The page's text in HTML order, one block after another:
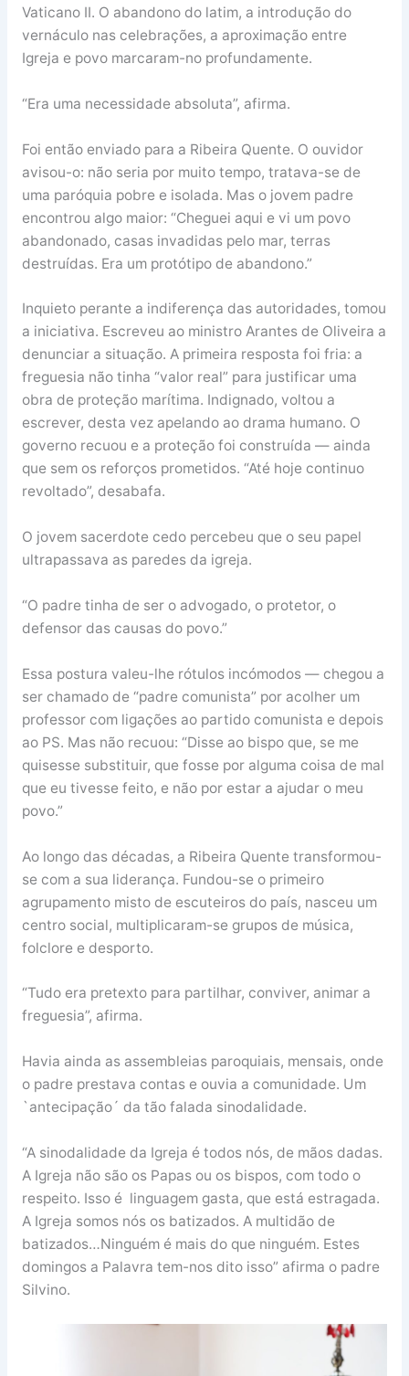
Vaticano II. O abandono do latim, a introdução do
vernáculo nas celebrações, a aproximação entre
Igreja e povo marcaram-no profundamente.
“Era uma necessidade absoluta”, afirma.
Foi então enviado para a Ribeira Quente. O ouvidor
avisou-o: não seria por muito tempo, tratava-se de
uma paróquia pobre e isolada. Mas o jovem padre
encontrou algo maior: “Cheguei aqui e vi um povo
abandonado, casas invadidas pelo mar, terras
destruídas. Era um protótipo de abandono.”
Inquieto perante a indiferença das autoridades, tomou
a iniciativa. Escreveu ao ministro Arantes de Oliveira a
denunciar a situação. A primeira resposta foi fria: a
freguesia não tinha “valor real” para justificar uma
obra de proteção marítima. Indignado, voltou a
escrever, desta vez apelando ao drama humano. O
governo recuou e a proteção foi construída — ainda
que sem os reforços prometidos. “Até hoje continuo
revoltado”, desabafa.
O jovem sacerdote cedo percebeu que o seu papel
ultrapassava as paredes da igreja.
“O padre tinha de ser o advogado, o protetor, o
defensor das causas do povo.”
Essa postura valeu-lhe rótulos incómodos — chegou a
ser chamado de “padre comunista” por acolher um
professor com ligações ao partido comunista e depois
ao PS. Mas não recuou: “Disse ao bispo que, se me
quisesse substituir, que fosse por alguma coisa de mal
que eu tivesse feito, e não por estar a ajudar o meu
povo.”
Ao longo das décadas, a Ribeira Quente transformou-
se com a sua liderança. Fundou-se o primeiro
agrupamento misto de escuteiros do país, nasceu um
centro social, multiplicaram-se grupos de música,
folclore e desporto.
“Tudo era pretexto para partilhar, conviver, animar a
freguesia”, afirma.
Havia ainda as assembleias paroquiais, mensais, onde
o padre prestava contas e ouvia a comunidade. Um
`antecipação´ da tão falada sinodalidade.
“A sinodalidade da Igreja é todos nós, de mãos dadas.
A Igreja não são os Papas ou os bispos, com todo o
respeito. Isso é linguagem gasta, que está estragada.
A Igreja somos nós os batizados. A multidão de
batizados…Ninguém é mais do que ninguém. Estes
domingos a Palavra tem-nos dito isso” afirma o padre
Silvino.